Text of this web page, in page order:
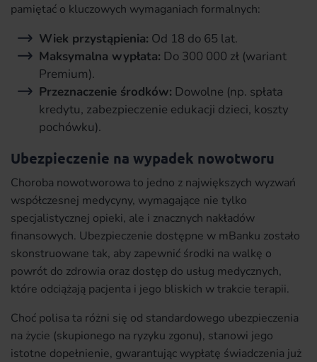
pamiętać o kluczowych wymaganiach formalnych:
Wiek przystąpienia: Od 18 do 65 lat.
Maksymalna wypłata: Do 300 000 zł (wariant
Premium).
Przeznaczenie środków: Dowolne (np. spłata
kredytu, zabezpieczenie edukacji dzieci, koszty
pochówku).
Ubezpieczenie na wypadek nowotworu
Choroba nowotworowa to jedno z największych wyzwań
współczesnej medycyny, wymagające nie tylko
specjalistycznej opieki, ale i znacznych nakładów
finansowych. Ubezpieczenie dostępne w mBanku zostało
skonstruowane tak, aby zapewnić środki na walkę o
powrót do zdrowia oraz dostęp do usług medycznych,
które odciążają pacjenta i jego bliskich w trakcie terapii.
Choć polisa ta różni się od standardowego ubezpieczenia
na życie (skupionego na ryzyku zgonu), stanowi jego
istotne dopełnienie, gwarantując wypłatę świadczenia już